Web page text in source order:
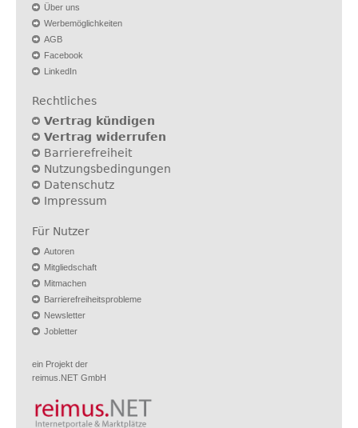
Über uns
Werbemöglichkeiten
AGB
Facebook
LinkedIn
Rechtliches
Vertrag kündigen
Vertrag widerrufen
Barrierefreiheit
Nutzungsbedingungen
Datenschutz
Impressum
Für Nutzer
Autoren
Mitgliedschaft
Mitmachen
Barrierefreiheitsprobleme
Newsletter
Jobletter
ein Projekt der
reimus.NET GmbH